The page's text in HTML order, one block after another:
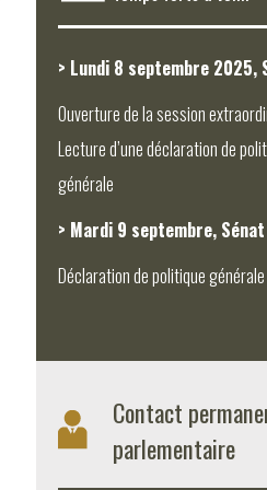
> Lundi 8 septembre 2025,
Ouverture de la session
Lecture d’une déclaration de
générale
> Mardi 9 septembre, Sénat
Déclaration de politique générale
Contact
parlementaire